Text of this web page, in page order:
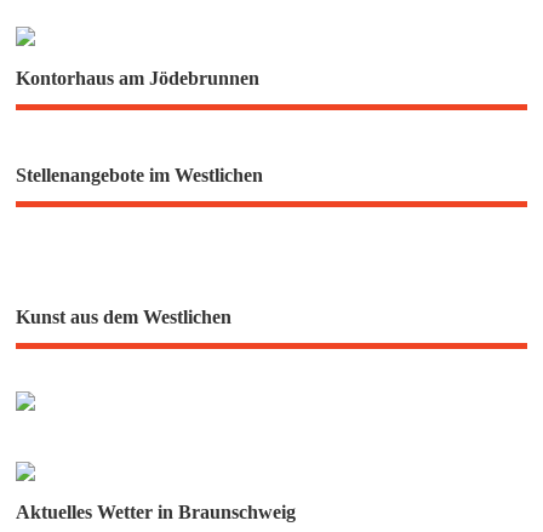
Kontorhaus am Jödebrunnen
Stellenangebote im Westlichen
Kunst aus dem Westlichen
Aktuelles Wetter in Braunschweig